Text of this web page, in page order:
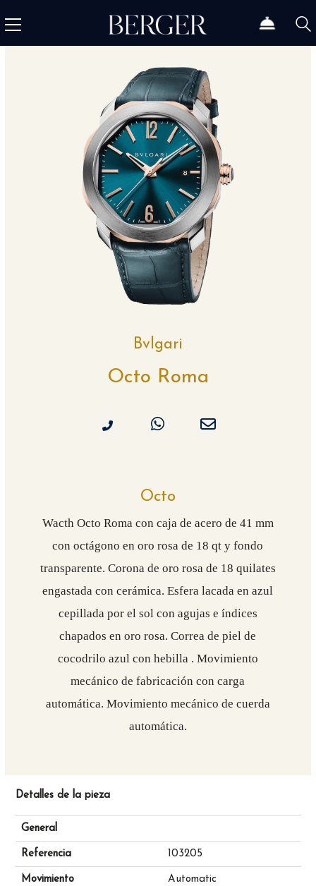
Bvlgari
Octo Roma
Octo
Wacth Octo Roma con caja de acero de 41 mm
con octágono en oro rosa de 18 qt y fondo
transparente. Corona de oro rosa de 18 quilates
engastada con cerámica. Esfera lacada en azul
cepillada por el sol con agujas e índices
chapados en oro rosa. Correa de piel de
cocodrilo azul con hebilla . Movimiento
mecánico de fabricación con carga
automática. Movimiento mecánico de cuerda
automática.
Detalles de la pieza
General
Referencia 103205
Movimiento Automatic